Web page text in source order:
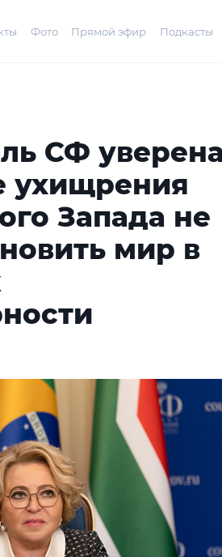
Фото Прямой эфир Подкасты
СФ
ухищрения
Запада не
мир в